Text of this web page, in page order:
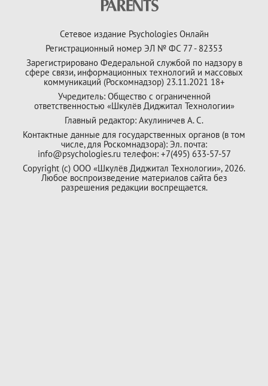
Сетевое издание Psychologies Онлайн
Регистрационный номер ЭЛ № ФС 77 - 82353
Зарегистрировано Федеральной службой по надзору в
сфере связи, информационных технологий и массовых
коммуникаций (Роскомнадзор) 23.11.2021 18+
Учредитель: Общество с ограниченной
ответственностью «Шкулёв Диджитал Технологии»
Главный редактор: Акулиничев А. С.
Контактные данные для государственных органов (в том
числе, для Роскомнадзора): Эл. почта:
info@psychologies.ru телефон: +7(495) 633-57-57
Copyright (с) ООО «Шкулёв Диджитал Технологии», 2026.
Любое воспроизведение материалов сайта без
разрешения редакции воспрещается.